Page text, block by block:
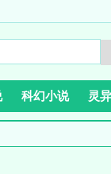
科幻小说 灵